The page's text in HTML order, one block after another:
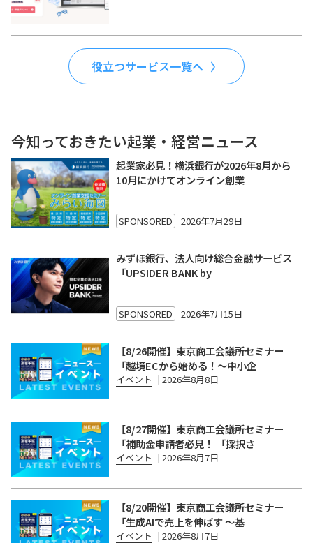
役立つサービス一覧へ
今知っておきたい起業・経営ニュース
起業家必見！横浜銀行が2026年8月から
10月にかけてオンライン創業
SPONSORED 2026年7月29日
みずほ銀行、法人向け総合金融サービス
「UPSIDER BANK by
SPONSORED 2026年7月15日
【8/26開催】東京商工会議所セミナー
「越境ECから始める！〜中小企
イベント | 2026年8月8日
【8/27開催】東京商工会議所セミナー
「補助金申請者必見！ 「採択さ
イベント | 2026年8月7日
【8/20開催】東京商工会議所セミナー
「生成AIで売上を伸ばす 〜基
イベント | 2026年8月7日